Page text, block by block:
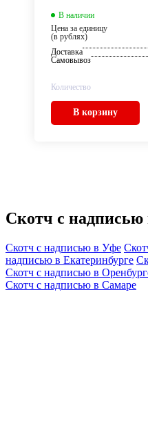
В наличии
Цена за единицу
(в рублях)
Доставка
Самовывоз
Количество
В корзину
Скотч с надписью
Скотч с надписью в Уфе
надписью в Екатеринбурге
Скотч с надписью в
Скотч с надписью в Самаре